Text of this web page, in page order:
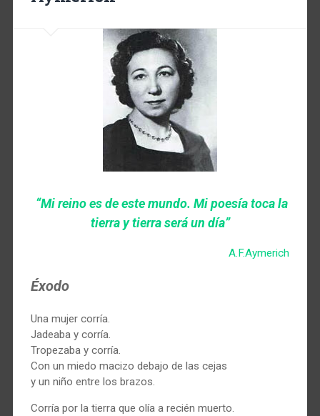
“Mi reino es de este mundo. Mi poesía toca la
tierra y tierra será un día”
A.F.Aymerich
Éxodo
Una mujer corría.
Jadeaba y corría.
Tropezaba y corría.
Con un miedo macizo debajo de las cejas
y un niño entre los brazos.
Corría por la tierra que olía a recién muerto.